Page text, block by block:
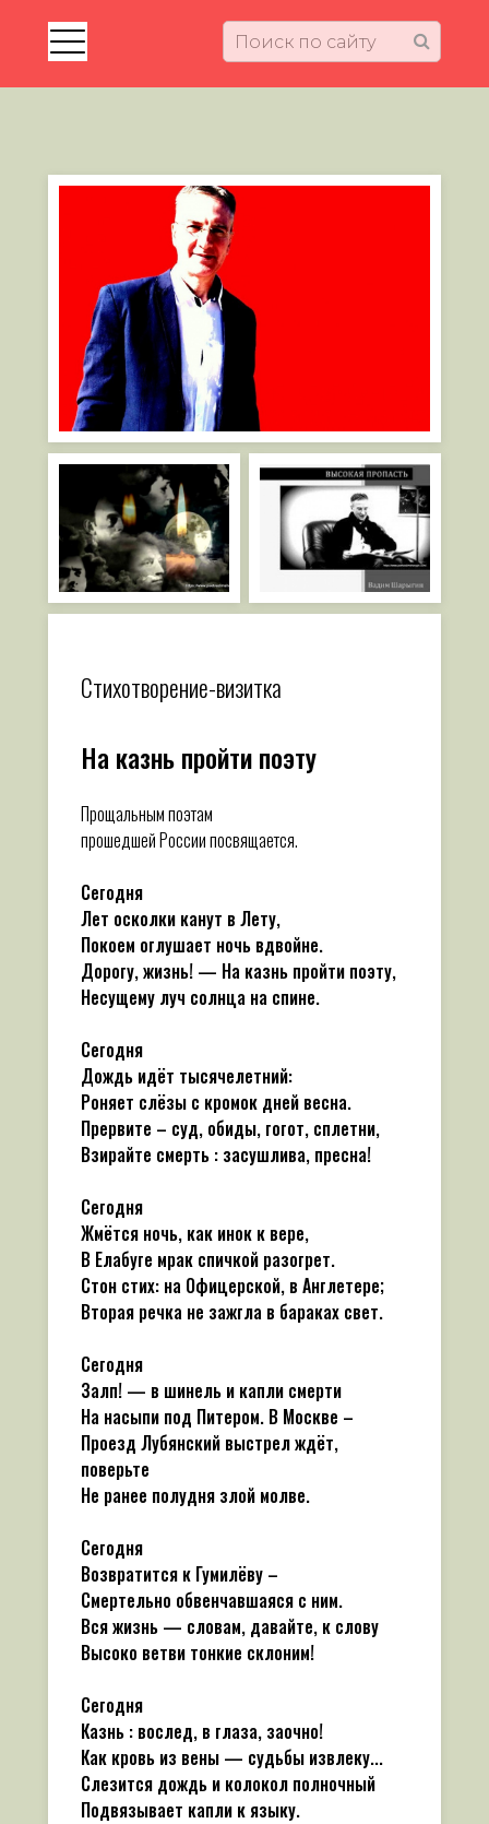
Стихотворение-визитка
На казнь пройти поэту
Прощальным поэтам
прошедшей России посвящается.
Сегодня
Лет осколки канут в Лету,
Покоем оглушает ночь вдвойне.
Дорогу, жизнь! — На казнь пройти поэту,
Несущему луч солнца на спине.
Сегодня
Дождь идёт тысячелетний:
Роняет слёзы с кромок дней весна.
Прервите – суд, обиды, гогот, сплетни,
Взирайте смерть : засушлива, пресна!
Сегодня
Жмётся ночь, как инок к вере,
В Елабуге мрак спичкой разогрет.
Стон стих: на Офицерской, в Англетере;
Вторая речка не зажгла в бараках свет.
Сегодня
Залп! — в шинель и капли смерти
На насыпи под Питером. В Москве –
Проезд Лубянский выстрел ждёт,
поверьте
Не ранее полудня злой молве.
Сегодня
Возвратится к Гумилёву –
Смертельно обвенчавшаяся с ним.
Вся жизнь — словам, давайте, к слову
Высоко ветви тонкие склоним!
Сегодня
Казнь : вослед, в глаза, заочно!
Как кровь из вены — судьбы извлеку...
Слезится дождь и колокол полночный
Подвязывает капли к языку.